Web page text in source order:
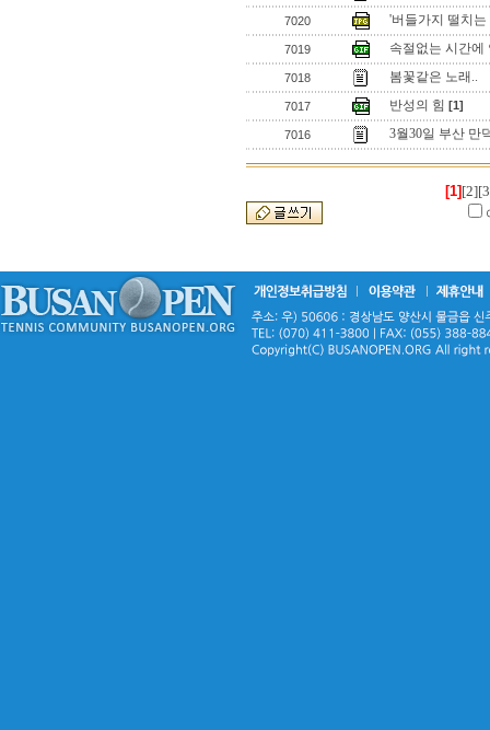
7020 '버들가지 떨치는
7019 속절없는 시간에
7018 봄꽃같은 노래..
7017 반성의 힘 [1]
7016 3월30일 부산 만
[1] [2]